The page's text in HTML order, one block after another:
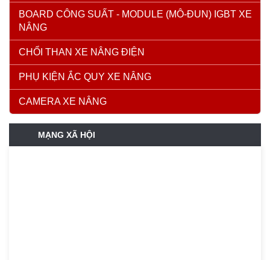
BOARD CÔNG SUẤT - MODULE (MÔ-ĐUN) IGBT XE
NÂNG
CHỔI THAN XE NÂNG ĐIỆN
PHỤ KIỆN ẮC QUY XE NÂNG
CAMERA XE NÂNG
MẠNG XÃ HỘI